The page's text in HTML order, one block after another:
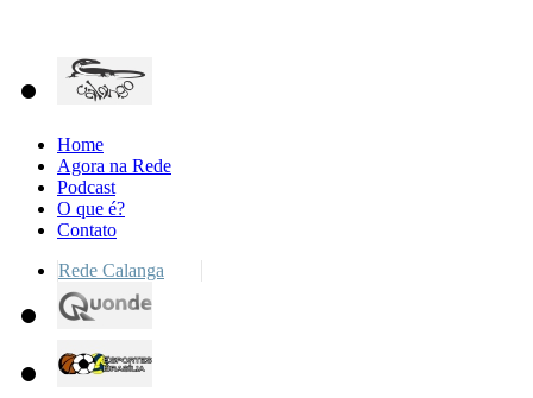
Home
Agora na Rede
Podcast
O que é?
Contato
Rede Calanga